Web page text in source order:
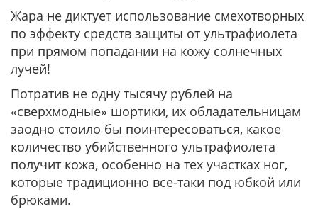
Жара не диктует использование смехотворных
по эффекту средств защиты от ультрафиолета
при прямом попадании на кожу солнечных
лучей!
Потратив не одну тысячу рублей на
«сверхмодные» шортики, их обладательницам
заодно стоило бы поинтересоваться, какое
количество убийственного ультрафиолета
получит кожа, особенно на тех участках ног,
которые традиционно все-таки под юбкой или
брюками.